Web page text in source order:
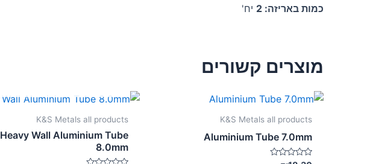
כמות באריזה: 2
יח'
מוצרים קשורים
K&S Metals all products
Aluminium Tube 7.0mm
K&S Metals all products
Heavy Wall Aluminium Tube
8.0mm